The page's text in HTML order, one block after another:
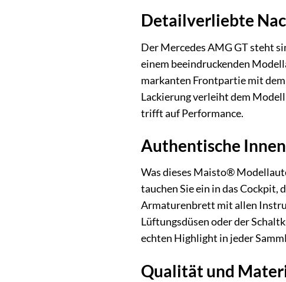
Detailverliebte
Der Mercedes AMG GT steht
einem beeindruckenden
markanten Frontpartie mit
Lackierung verleiht dem
trifft auf Performance.
Authentische
Was dieses Maisto®
tauchen Sie ein in das
Armaturenbrett mit allen
Lüftungsdüsen oder der
echten Highlight in jeder
Qualität und